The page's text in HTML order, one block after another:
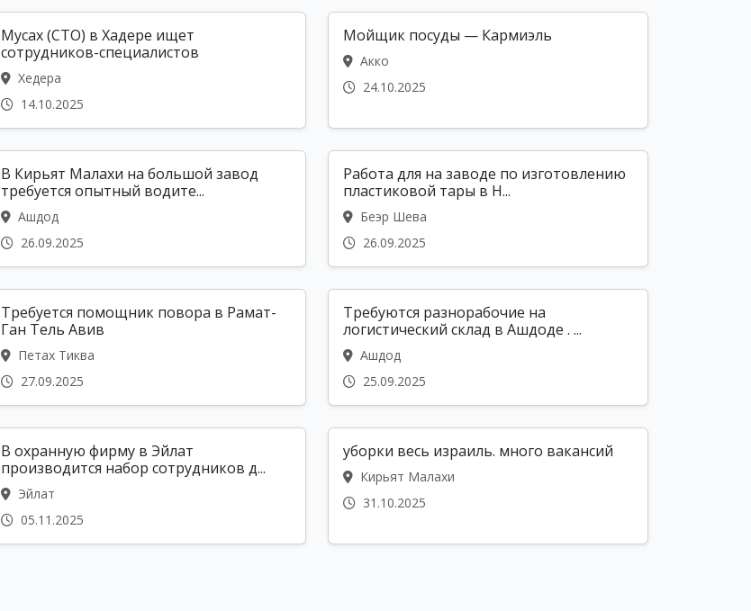
Мусах (СТО) в Хадере ищет
сотрудников-специалистов
Хедера
14.10.2025
Мойщик посуды — Кармиэль
Акко
24.10.2025
В Кирьят Малахи на большой завод
требуется опытный водите...
Ашдод
26.09.2025
Работа для на заводе по изготовлению
пластиковой тары в Н...
Беэр Шева
26.09.2025
Требуется помощник повора в Рамат-
Ган Тель Авив
Петах Тиква
27.09.2025
Требуются разнорабочие на
логистический склад в Ашдоде . ...
Ашдод
25.09.2025
В охранную фирму в Эйлат
производится набор сотрудников д...
Эйлат
05.11.2025
уборки весь израиль. много вакансий
Кирьят Малахи
31.10.2025